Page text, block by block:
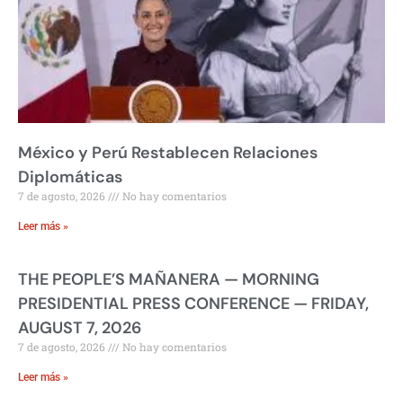
México y Perú Restablecen Relaciones
Diplomáticas
7 de agosto, 2026 No hay comentarios
Leer más »
THE PEOPLE’S MAÑANERA — MORNING
PRESIDENTIAL PRESS CONFERENCE — FRIDAY,
AUGUST 7, 2026
7 de agosto, 2026 No hay comentarios
Leer más »